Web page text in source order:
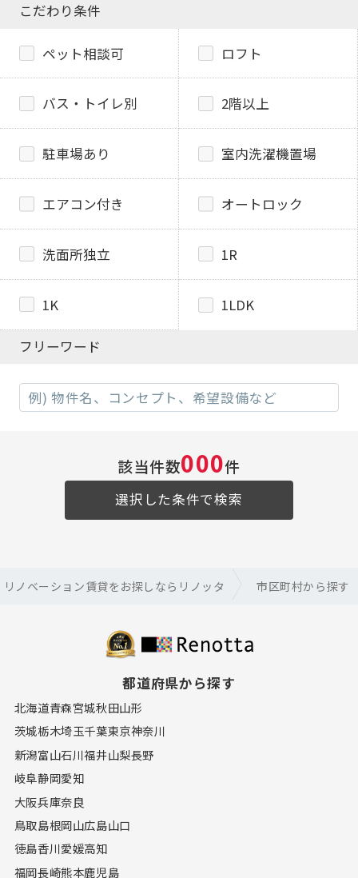
こだわり条件
ペット相談可 ロフト
バス・トイレ別 2階以上
駐車場あり 室内洗濯機置場
エアコン付き オートロック
洗面所独立 1R
1K 1LDK
フリーワード
該当件数000件
選択した条件で検索
ノベーション賃貸をお探しならリノッタ 市区町村から探す
都道府県から探す
北海道青森宮城秋田山形
茨城栃木埼玉千葉東京神奈川
新潟富山石川福井山梨長野
岐阜静岡愛知
大阪兵庫奈良
鳥取島根岡山広島山口
徳島香川愛媛高知
福岡長崎熊本鹿児島